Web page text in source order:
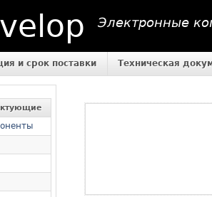
Электронные
и срок поставки Техническая